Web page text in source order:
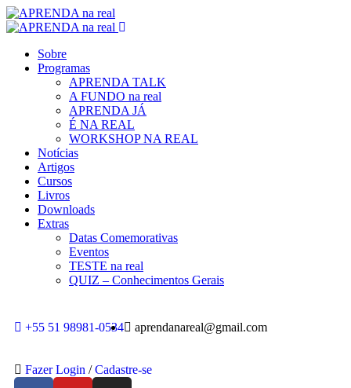
Sobre
Programas
APRENDA TALK
A FUNDO na real
APRENDA JÁ
É NA REAL
WORKSHOP NA REAL
Notícias
Artigos
Cursos
Livros
Downloads
Extras
Datas Comemorativas
Eventos
TESTE na real
QUIZ – Conhecimentos Gerais
+55 51 98981-0534 aprendanareal@gmail.com
Fazer Login / Cadastre-se